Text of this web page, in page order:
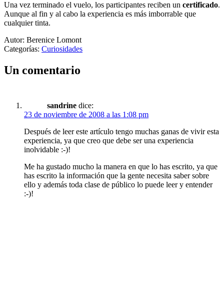
Una vez terminado el vuelo, los participantes reciben un certificado.
Aunque al fin y al cabo la experiencia es más imborrable que
cualquier tinta.
Autor: Berenice Lomont
Categorías: Curiosidades
Un comentario
sandrine dice:
23 de noviembre de 2008 a las 1:08 pm
Después de leer este artículo tengo muchas ganas de vivir esta
experiencia, ya que creo que debe ser una experiencia
inolvidable :-)!
Me ha gustado mucho la manera en que lo has escrito, ya que
has escrito la información que la gente necesita saber sobre
ello y además toda clase de público lo puede leer y entender
:-)!